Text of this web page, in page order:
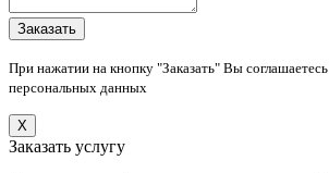
При нажатии на кнопку "Заказать" Вы
персональных данных
X
Заказать услугу